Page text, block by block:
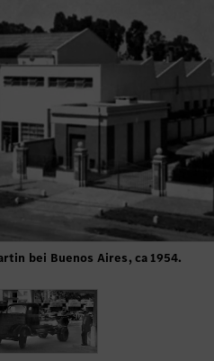
bei Buenos Aires, ca 1954.